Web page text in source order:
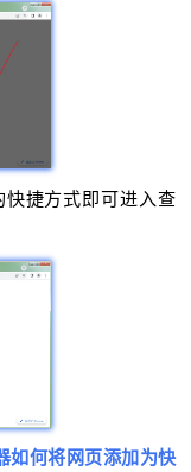
捷方式即可进入查
如何将网页添加为快